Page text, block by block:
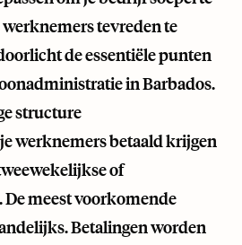
tevreden te
de essentiële punten
in Barbados.
structure
werknemers betaald krijgen
of
meest voorkomende
Betalingen worden